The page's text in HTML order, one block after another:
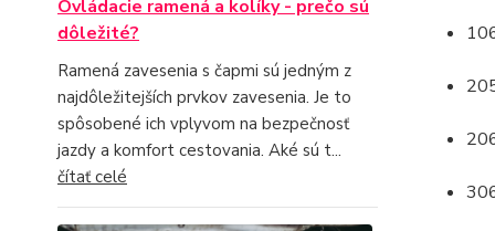
Ovládacie ramená a kolíky - prečo sú
dôležité?
Ramená zavesenia s čapmi sú jedným z
najdôležitejších prvkov zavesenia. Je to
spôsobené ich vplyvom na bezpečnosť
jazdy a komfort cestovania. Aké sú t...
čítať celé